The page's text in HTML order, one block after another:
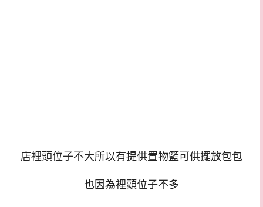
店裡頭位子不大所以有提供置物籃可供擺放包包
也因為裡頭位子不多